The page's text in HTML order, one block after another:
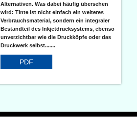
Alternativen. Was dabei häufig übersehen
wird: Tinte ist nicht einfach ein weiteres
Verbrauchsmaterial, sondern ein integraler
Bestandteil des Inkjetdrucksystems, ebenso
unverzichtbar wie die Druckköpfe oder das
Druckwerk selbst.......
PDF